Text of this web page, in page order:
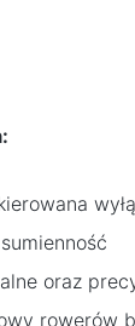
oraz
rowerów